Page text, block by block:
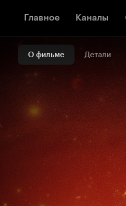
Главное Каналы
О фильме Детали